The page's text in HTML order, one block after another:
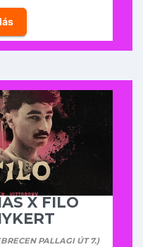
X FILO
PALLAGI ÚT 7.)